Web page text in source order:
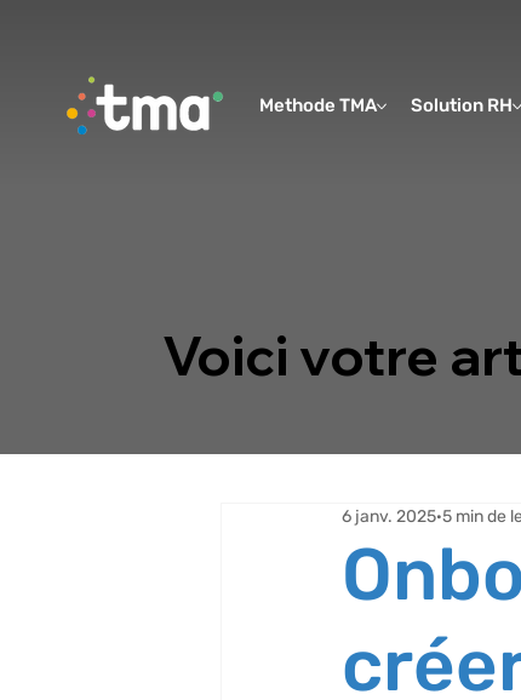
Methode TMA Solution RH
Voici votre
6 janv. 2025 5 min de